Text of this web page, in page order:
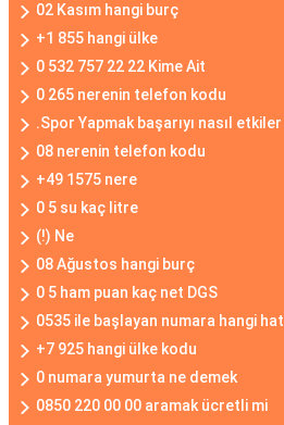
02 Kasım hangi burç
+1 855 hangi ülke
0 532 757 22 22 Kime Ait
0 265 nerenin telefon kodu
.Spor Yapmak başarıyı nasıl etkiler
08 nerenin telefon kodu
+49 1575 nere
0 5 su kaç litre
(!) Ne
08 Ağustos hangi burç
0 5 ham puan kaç net DGS
0535 ile başlayan numara hangi hat
+7 925 hangi ülke kodu
0 numara yumurta ne demek
0850 220 00 00 aramak ücretli mi